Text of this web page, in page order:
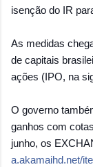
isenção do IR
As medidas
de capitais
ações (IPO, na
O governo
ganhos com
junho, os
a.akamaihd.net/